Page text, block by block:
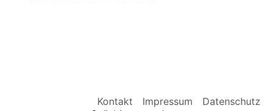
Kontakt Impressum Datenschutz